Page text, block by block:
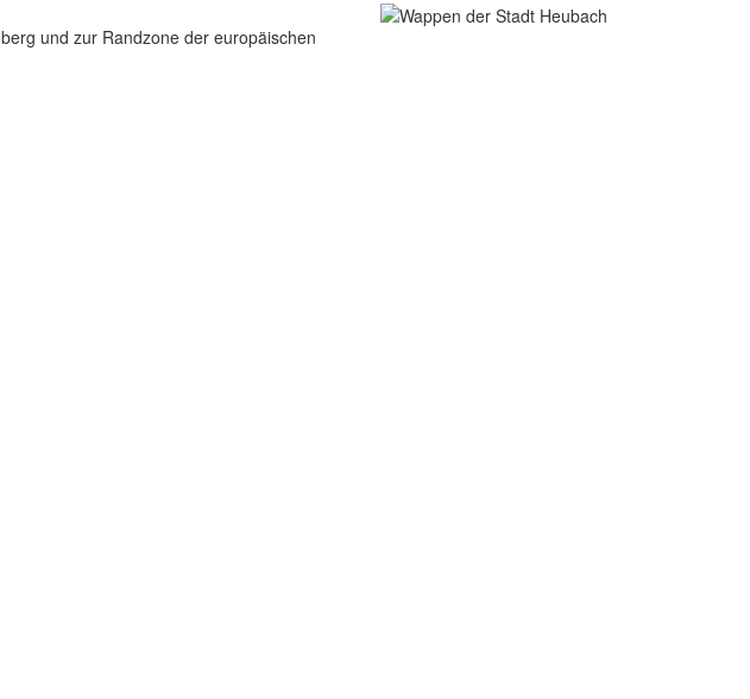
und zur Randzone der europäischen